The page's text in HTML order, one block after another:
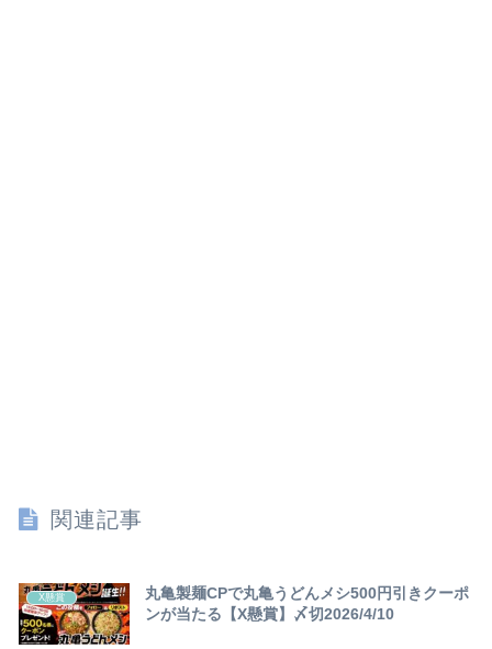
関連記事
X懸賞
丸亀製麺CPで丸亀うどんメシ500円引きクーポ
ンが当たる【X懸賞】〆切2026/4/10